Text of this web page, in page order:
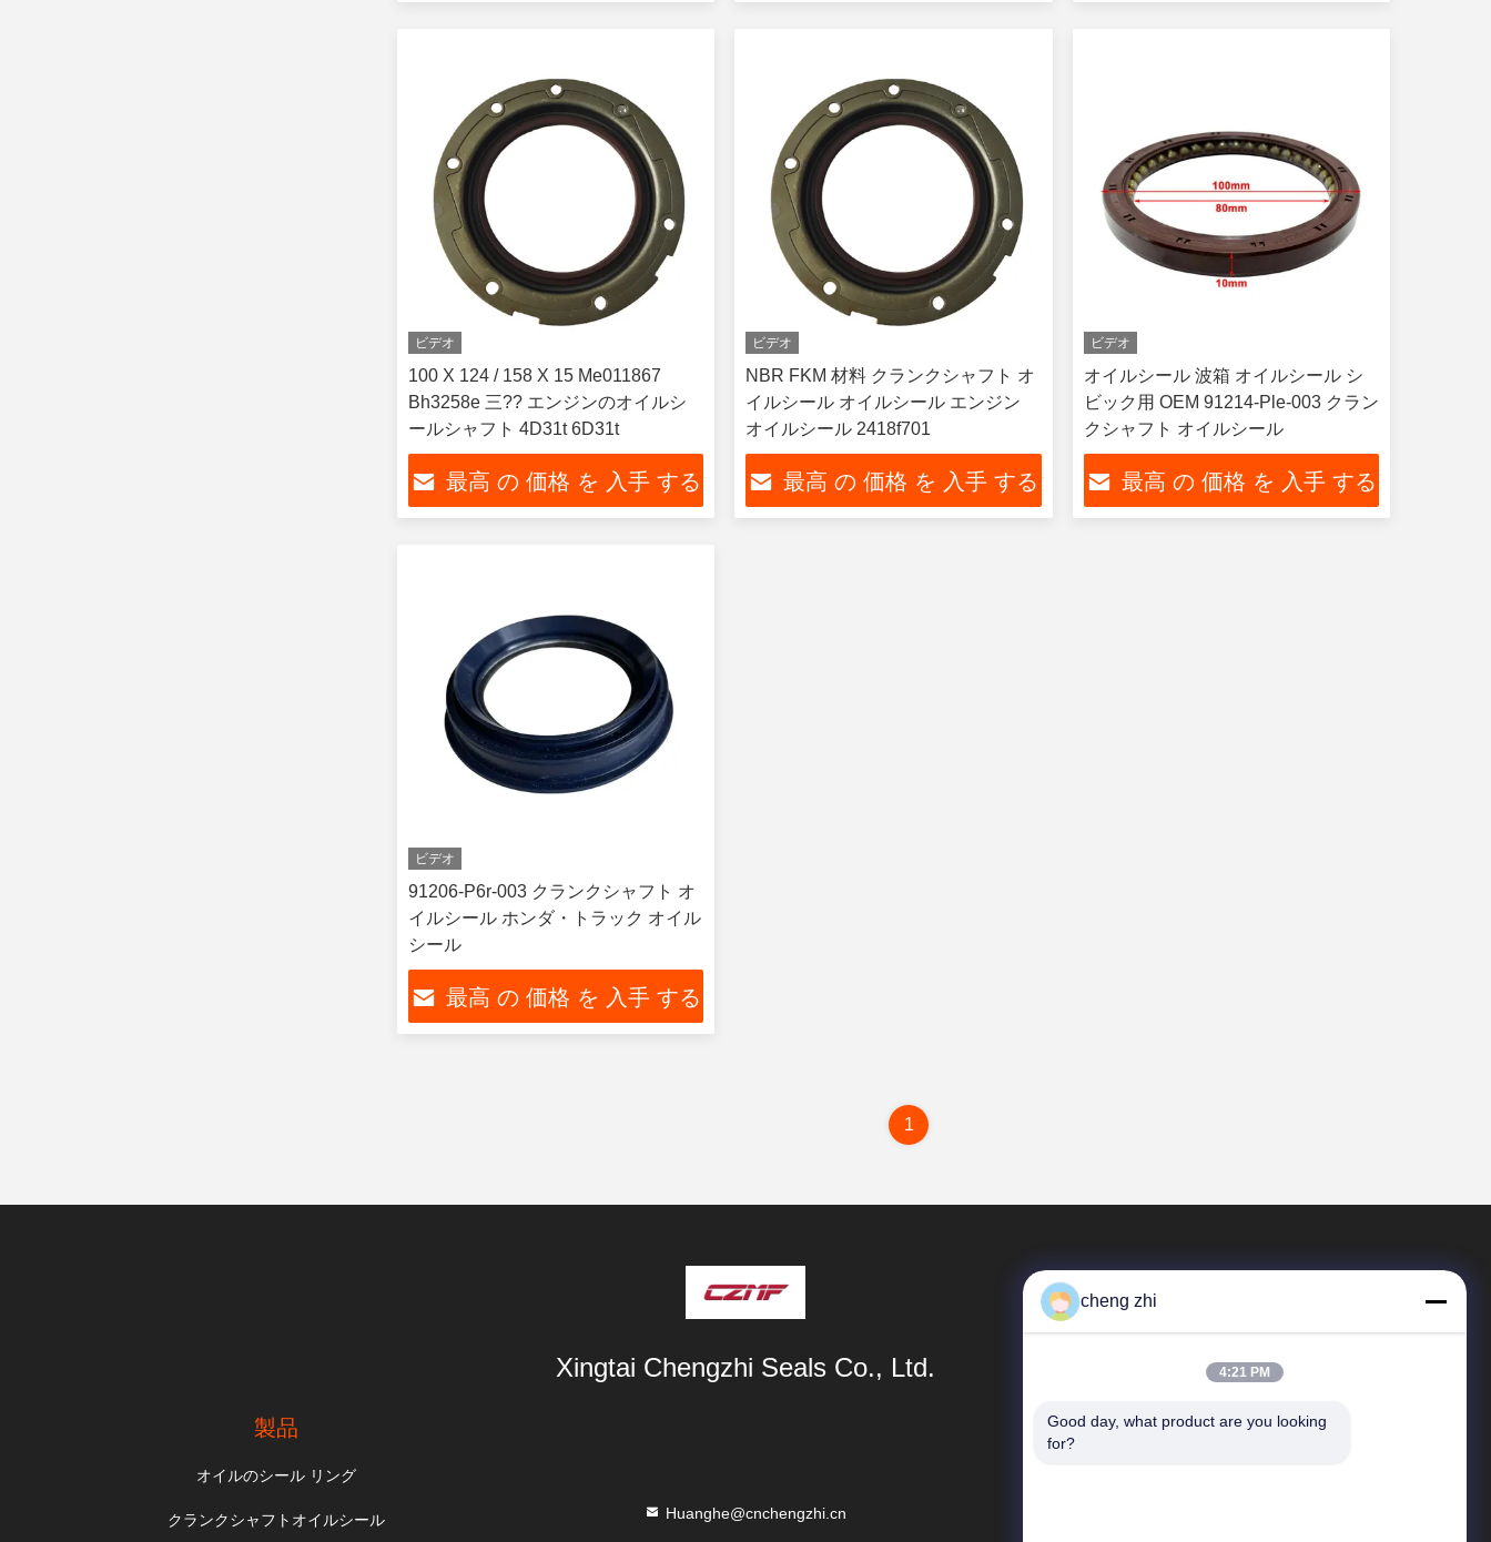
ビデオ
100 X 124 / 158 X 15 Me011867
Bh3258e 三?? エンジンのオイルシ
ールシャフト 4D31t 6D31t
最高 の 価格 を 入手 する
ビデオ
NBR FKM 材料 クランクシャフト オ
イルシール オイルシール エンジン
オイルシール 2418f701
最高 の 価格 を 入手 する
ビデオ
オイルシール 波箱 オイルシール シ
ビック用 OEM 91214-Ple-003 クラン
クシャフト オイルシール
最高 の 価格 を 入手 する
ビデオ
91206-P6r-003 クランクシャフト オ
イルシール ホンダ・トラック オイル
シール
最高 の 価格 を 入手 する
1
Xingtai Chengzhi Seals Co., Ltd.
製品
オイルのシール リング
クランクシャフトオイルシール Huanghe@cnchengzhi.cn
速いリンク
cheng zhi
4:21 PM
Good day, what product are you looking
for?